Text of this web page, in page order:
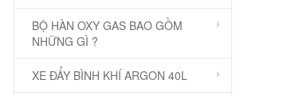
BỘ HÀN OXY GAS BAO GỒM
NHỮNG GÌ ?
XE ĐẨY BÌNH KHÍ ARGON 40L